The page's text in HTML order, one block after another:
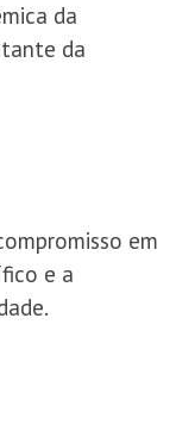
da
da
em
e a